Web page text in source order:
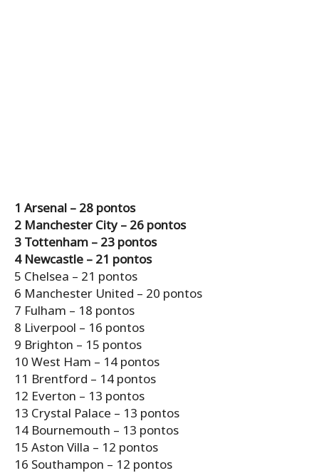
1 Arsenal – 28 pontos
2 Manchester City – 26 pontos
3 Tottenham – 23 pontos
4 Newcastle – 21 pontos
5 Chelsea – 21 pontos
6 Manchester United – 20 pontos
7 Fulham – 18 pontos
8 Liverpool – 16 pontos
9 Brighton – 15 pontos
10 West Ham – 14 pontos
11 Brentford – 14 pontos
12 Everton – 13 pontos
13 Crystal Palace – 13 pontos
14 Bournemouth – 13 pontos
15 Aston Villa – 12 pontos
16 Southampon – 12 pontos